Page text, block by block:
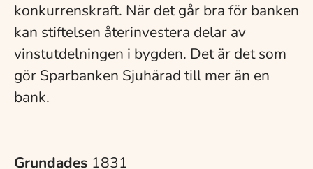
konkurrenskraft. När det går bra för banken
kan stiftelsen återinvestera delar av
vinstutdelningen i bygden. Det är det som
gör Sparbanken Sjuhärad till mer än en
bank.
Grundades 1831